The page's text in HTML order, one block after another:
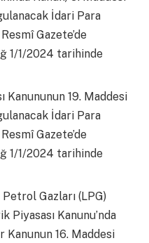
İdari Para
Gazete’de
1/1/2024 tarihinde
Kanununun 19. Maddesi
İdari Para
Gazete’de
1/1/2024 tarihinde
Petrol Gazları (LPG)
Piyasası Kanunu’nda
Kanunun 16. Maddesi